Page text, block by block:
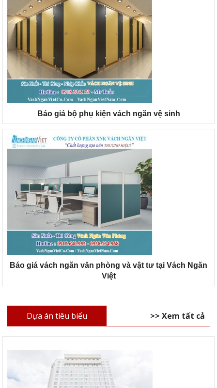
Báo giá bộ phụ kiện vách ngăn vệ sinh
Báo giá vách ngăn văn phòng và vật tư tại Vách Ngăn
Việt
Dựa án tiêu biểu >> Xem tất cả